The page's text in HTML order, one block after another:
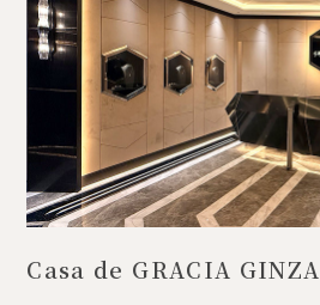
Casa de GRACIA GINZA